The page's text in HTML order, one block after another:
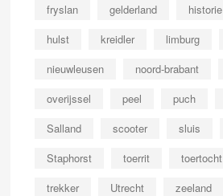
fryslan
gelderland historie
hulst
kreidler limburg
nieuwleusen
noord-brabant
overijssel
peel puch
Salland
scooter sluis
Staphorst
toerrit toertocht
trekker
Utrecht
zeeland